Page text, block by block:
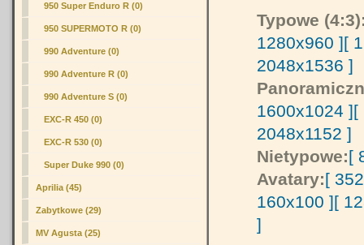
950 Super Enduro R (0)
950 SUPERMOTO R (0)
990 Adventure (0)
990 Adventure R (0)
990 Adventure S (0)
EXC-R 450 (0)
EXC-R 530 (0)
Super Duke 990 (0)
Aprilia (45)
Zabytkowe (29)
MV Agusta (25)
Typowe
1280x960 ][
2048x1536 ]
1600x1024 ][
2048x1152 ]
Nietypowe:[
Avatary:[
160x100 ][
]